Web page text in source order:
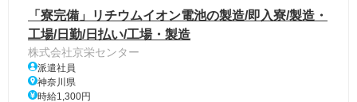
「寮完備」リチウムイオン電池の製造/即入寮/製造・
工場/日勤/日払い/工場・製造
株式会社京栄センター
派遣社員
神奈川県
時給1,300円